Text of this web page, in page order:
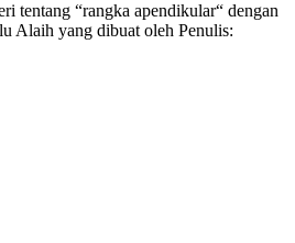
tentang “rangka apendikular“ dengan
Alaih yang dibuat oleh Penulis: